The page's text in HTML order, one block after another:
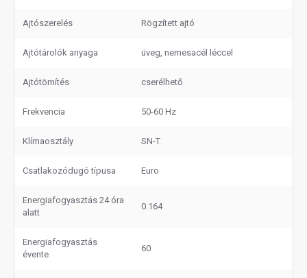
Ajtószerelés Rögzített ajtó
Ajtótárolók anyaga üveg, nemesacél léccel
Ajtótömítés cserélhető
Frekvencia 50-60 Hz
Klímaosztály SN-T
Csatlakozódugó típusa Euro
Energiafogyasztás 24 óra
alatt
0.164
Energiafogyasztás
évente
60